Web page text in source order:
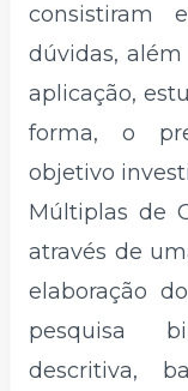
consistiram
dúvidas,
aplicação,
forma, o
objetivo
Múltiplas de
através de
elaboração
pesquisa
descritiva,